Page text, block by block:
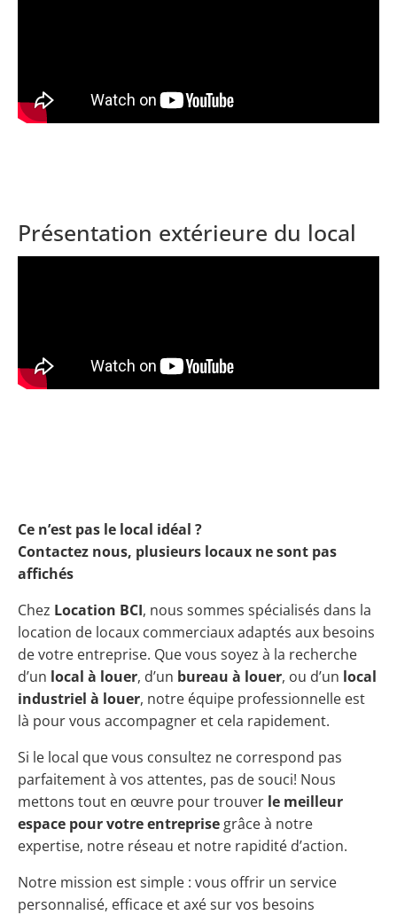
Présentation extérieure du local
Ce n’est pas le local idéal ?
Contactez nous, plusieurs locaux ne sont pas
affichés
Chez Location BCI, nous sommes spécialisés dans la
location de locaux commerciaux adaptés aux besoins
de votre entreprise. Que vous soyez à la recherche
d’un local à louer, d’un bureau à louer, ou d’un local
industriel à louer, notre équipe professionnelle est
là pour vous accompagner et cela rapidement.
Si le local que vous consultez ne correspond pas
parfaitement à vos attentes, pas de souci! Nous
mettons tout en œuvre pour trouver le meilleur
espace pour votre entreprise grâce à notre
expertise, notre réseau et notre rapidité d’action.
Notre mission est simple : vous offrir un service
personnalisé, efficace et axé sur vos besoins